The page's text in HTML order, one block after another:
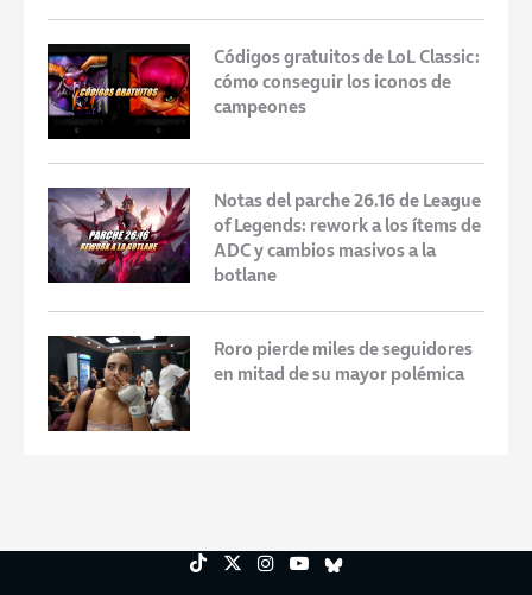
Códigos gratuitos de LoL Classic:
cómo conseguir los iconos de
campeones
Notas del parche 26.16 de League
of Legends: rework a los ítems de
ADC y cambios masivos a la
botlane
Roro pierde miles de seguidores
en mitad de su mayor polémica